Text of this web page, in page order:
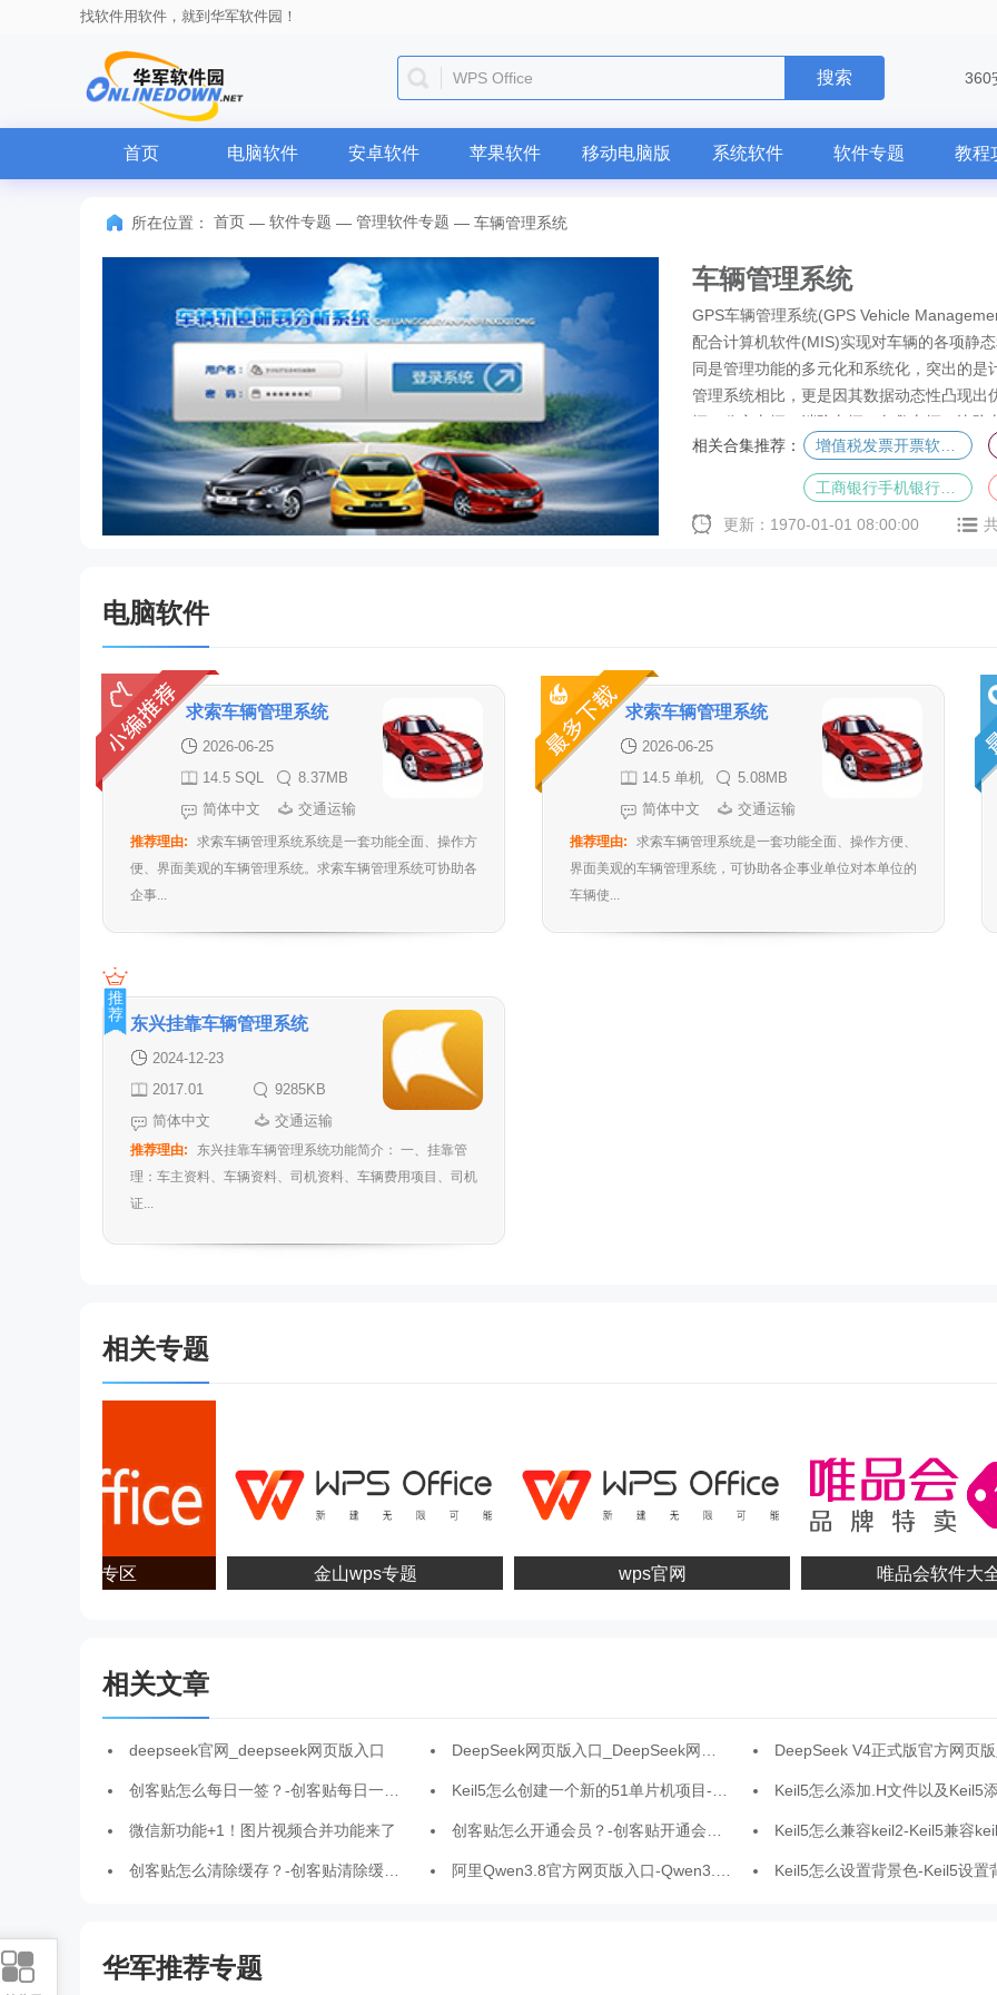
找软件用软件，就到华军软件园！
WPS Office 搜索 360
首页 电脑软件 安卓软件 苹果软件 移动电脑版 系统软件 软件专题 教程
所在位置： 首页 — 软件专题 — 管理软件专题 — 车辆管理系统
车辆管理系统
GPS车辆管理系统(GPS Vehicle
配合计算机软件(MIS)实现对车辆的各项静
同是管理功能的多元化和系统化，突出的
管理系统相比，更是因其数据动态性凸现
辆、公交车辆、消防车辆、急救车辆、边
家车辆、项目车辆等
相关合集推荐：
更新：1970-01-01 08:00:00
电脑软件
求索车辆管理系统
2026-06-25
14.5 SQL
网络版
8.37MB
简体中文
交通运输
推荐理由:
求索车辆管理系统系统是一套功能全面、操作方
便、界面美观的车辆管理系统。求索车辆管理系统可协助各
企事...
求索车辆管理系统
2026-06-25
14.5 单机
版
5.08MB
简体中文
交通运输
推荐理由:
求索车辆管理系统是一套功能全面、操作方便、
界面美观的车辆管理系统，可协助各企事业单位对本单位的
车辆使...
东兴挂靠车辆管理系统
2024-12-23
2017.01
9285KB
简体中文
交通运输
推荐理由:
东兴挂靠车辆管理系统功能简介： 一、挂靠管
理：车主资料、车辆资料、司机资料、车辆费用项目、司机
证...
推
荐
相关专题
office2010专区 金山wps专题 wps官网 唯品会软件大全
相关文章
deepseek官网_deepseek网页版入口 DeepSeek网页版入口_DeepSeek网页版官网在线使用 DeepSeek V4正式版官方网页版入口-DeepSeek V4网页
创客贴怎么每日一签？-创客贴每日一签的方法 Keil5怎么创建一个新的51单片机项目-Keil5创建一个新的51单片机项目的方法 Keil5怎么添加.H文件以及Keil5添加.H文
微信新功能+1！图片视频合并功能来了 创客贴怎么开通会员？-创客贴开通会员的方法 Keil5怎么兼容keil2-Keil5兼容
创客贴怎么清除缓存？-创客贴清除缓存的方法 阿里Qwen3.8官方网页版入口-Qwen3.8网页版官网入口 Keil5怎么设置背景色-Keil5设置背景
华军推荐专题